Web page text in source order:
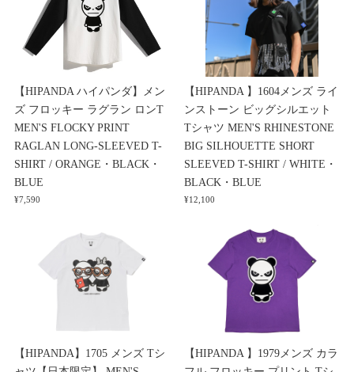
【HIPANDA ハイパンダ】メン
ズ フロッキー ラグラン ロンT
MEN'S FLOCKY PRINT
RAGLAN LONG-SLEEVED T-
SHIRT / ORANGE・BLACK・
BLUE
¥7,590
【HIPANDA 】1604メンズ ライ
ンストーン ビッグシルエット
Tシャツ MEN'S RHINESTONE
BIG SILHOUETTE SHORT
SLEEVED T-SHIRT / WHITE・
BLACK・BLUE
¥12,100
【HIPANDA】1705 メンズ Tシ
【HIPANDA 】1979メンズ カラ